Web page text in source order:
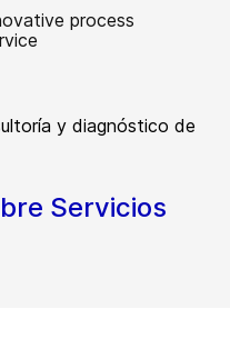
y diagnóstico de
Servicios